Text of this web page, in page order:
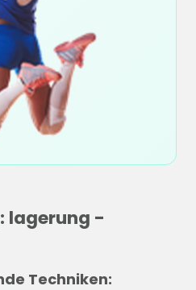
lagerung -
Techniken: